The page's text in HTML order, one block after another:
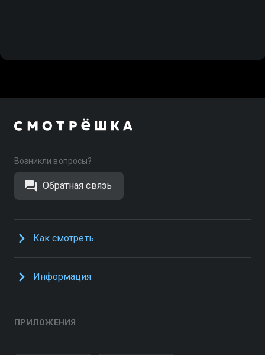
Возникли вопросы?
Обратная связь
Как смотреть
Информация
ПРИЛОЖЕНИЯ